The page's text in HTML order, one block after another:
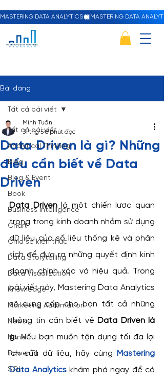
MASTERING DATA ANALYTICS
Bài đăng
Tất cả bài viết
Analytical Thinking
Blog
Blog & Event
Book
Business Intelligence
Chart
Chia sẻ kiến thức
Data Storytelling
Data Visualization
Knowledge
Marketing Automation
News
None
Power BI
SQL
Tất cả bài viết
Data Driven là gì? Những
điều cần biết về Data
Driven
Minh Tuấn
31 thg 5 8 phút đọc
Data Driven là một chiến lược quan
trọng trong kinh doanh nhằm sử dụng
dữ liệu của số liệu thống kê và phân
tích để đưa ra những quyết định kinh
doanh chính xác và hiệu quả. Trong
bài viết này, Mastering Data Analytics
sẽ cung cấp cho bạn tất cả những
thông tin cần biết về Data Driven là
gì. Nếu bạn muốn tận dụng tối đa lợi
ích của dữ liệu, hãy cùng Mastering
Data Analytics khám phá ngay để có